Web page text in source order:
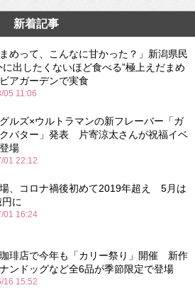
新着記事
まめって、こんなに甘かった？」新潟県民
に出したくないほど食べる”極上えだまめ
アガーデンで実食
05 11:06
ルズ×ウルトラマンの新フレーバー「ガ
バター」発表 片寄涼太さんが祝福イベ
場
01 22:12
、コロナ禍後初めて2019年超え 5月は
に
01 16:24
琲店で今年も「カリー祭り」開催 新作
ンドッグなど全6品が季節限定で登場
16 15:52